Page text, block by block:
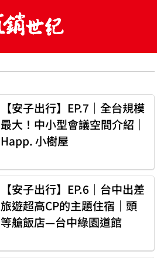
【安子出行】EP.7｜全台規模
最大！中小型會議空間介紹｜
Happ. 小樹屋
【安子出行】EP.6｜台中出差
旅遊超高CP的主題住宿｜頭
等艙飯店—台中綠園道館